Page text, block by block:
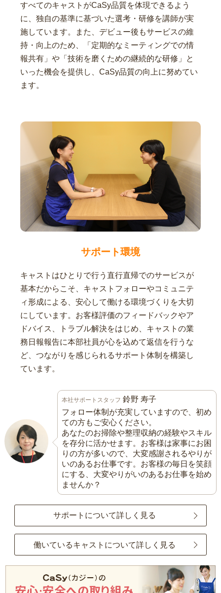
すべてのキャストがCaSy品質を体現できるよう
に、独自の基準に基づいた選考・研修を講師が実
施しています。また、デビュー後もサービスの維
持・向上のため、「定期的なミーティングでの情
報共有」や「技術を磨くための継続的な研修」と
いった機会を提供し、CaSy品質の向上に努めてい
ます。
サポート環境
キャストはひとりで行う直行直帰でのサービスが
基本だからこそ、キャストフォローやコミュニテ
ィ形成による、安心して働ける環境づくりを大切
にしています。お客様評価のフィードバックやア
ドバイス、トラブル解決をはじめ、キャストの業
務日報報告に本部社員が心を込めて返信を行うな
ど、つながりを感じられるサポート体制を構築し
ています。
本社サポートスタッフ 鈴野 寿子
フォロー体制が充実していますので、初め
ての方もご安心ください。
あなたのお掃除や整理収納の経験やスキル
を存分に活かせます。お客様は家事にお困
りの方が多いので、大変感謝されるやりが
いのあるお仕事です。お客様の毎日を笑顔
にする、大変やりがいのあるお仕事を始め
ませんか？
サポートについて詳しく見る
働いているキャストについて詳しく見る